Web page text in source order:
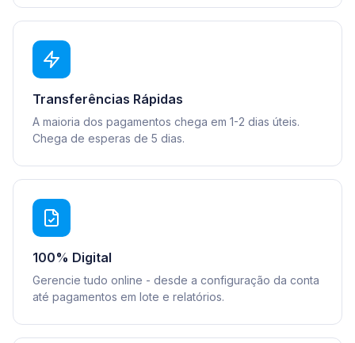
Transferências Rápidas
A maioria dos pagamentos chega em 1-2 dias úteis.
Chega de esperas de 5 dias.
100% Digital
Gerencie tudo online - desde a configuração da conta
até pagamentos em lote e relatórios.